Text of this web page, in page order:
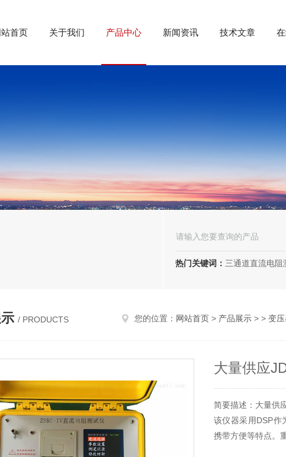
首页 关于我们 产品中心 新闻资讯 技术文章
热门关键词： 三通道直流电阻测试仪、三回
/ PRODUCTS 您的位置： 网站首页 > 产品展示 > > 变
大量供应
简要描述：大量供
该仪器采用DSP作
携带方便等特点。